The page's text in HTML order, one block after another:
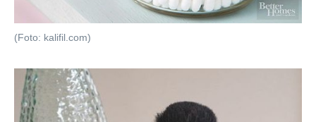
(Foto: kalifil.com)